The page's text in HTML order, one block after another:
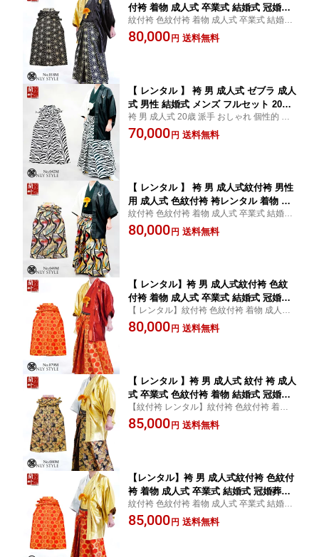
付袴 着物 成人式 卒業式 結婚式 冠婚葬
祭 男 メンズ フルセット 黒紋付 柄紋付
袴 ハーフ 麻の葉 赤 黒 金 銀 派手 おし
紋付袴 色紋付袴 着物 成人式 卒業式 結婚式
冠婚葬祭 男 メンズ フルセット 黒紋付 柄紋
付 袴 ハーフ 麻の葉 赤 黒 金 銀 派手 おしゃ
80,000 円 送料無料
【 レンタル 】 袴 男 成人式 ゼブラ 成人
式 男性 結婚式 メンズ フルセット 20歳
派手 袴レンタル レンタル着物 おしゃれ
レンタル袴 羽織袴 個性的 目立つ 男性
袴 男 成人式 20歳 派手 おしゃれ 個性的 目
立つ 紋付袴 袴男子 卒業式 結婚式 人気 赤
白 黒 金 銀 メンズ フルセット 黒紋付 男性
70,000 円 送料無料
【 レンタル 】 袴 男 成人式紋付袴 男性
用 成人式 色紋付袴 袴レンタル 着物 セ
ット 紋付羽織袴 袴 個性派 結婚式 着物
レンタル メンズ レンタル袴 フルセット
紋付袴 色紋付袴 着物 成人式 卒業式 結婚式
冠婚葬祭 男 メンズ フルセット 黒紋付 柄紋
付 袴 モノトーン 白 黒 金 銀 派手 おしゃれ
80,000 円 送料無料
【 レンタル】袴 男 成人式紋付袴 色紋
付袴 着物 成人式 卒業式 結婚式 冠婚葬
祭 男 メンズ フルセット 黒紋付 柄紋付
袴 ハーフ 亀甲 白 黒 金 銀 派手 おしゃ
【 レンタル】紋付袴 色紋付袴 着物 成人式
卒業式 結婚式 冠婚葬祭 男 メンズ フルセッ
ト 黒紋付 柄紋付 袴 ハーフ 亀甲 白 黒 金 銀
80,000 円 送料無料
【 レンタル 】袴 男 成人式 紋付 袴 成人
式 卒業式 色紋付袴 着物 結婚式 冠婚葬
祭 男 メンズ フルセット 個性派 ゴール
ド 黒紋付 柄紋付 ハーフ 洋蘭 赤 黒 金
【紋付袴 レンタル】紋付袴 色紋付袴 着物
成人式 卒業式 結婚式 冠婚葬祭 男 メンズ 黒
紋付 柄紋付 袴 金銀 白 黒 金 銀 派手 おしゃ
85,000 円 送料無料
【レンタル】袴 男 成人式紋付袴 色紋付
袴 着物 成人式 卒業式 結婚式 冠婚葬祭
男 メンズ フルセット 黒紋付 柄紋付 袴
ハーフ 亀甲 赤 黒 金 銀 派手 おしゃれ
紋付袴 色紋付袴 着物 成人式 卒業式 結婚式
冠婚葬祭 男 メンズ フルセット 黒紋付 柄紋
付 袴 ハーフ 亀甲 赤 黒 金 銀 派手 おしゃれ
85,000 円 送料無料